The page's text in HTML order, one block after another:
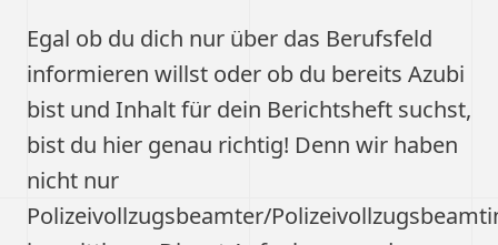
Egal ob du dich nur über das Berufsfeld
informieren willst oder ob du bereits Azubi
bist und Inhalt für dein Berichtsheft suchst,
bist du hier genau richtig! Denn wir haben
nicht nur
Polizeivollzugsbeamter/